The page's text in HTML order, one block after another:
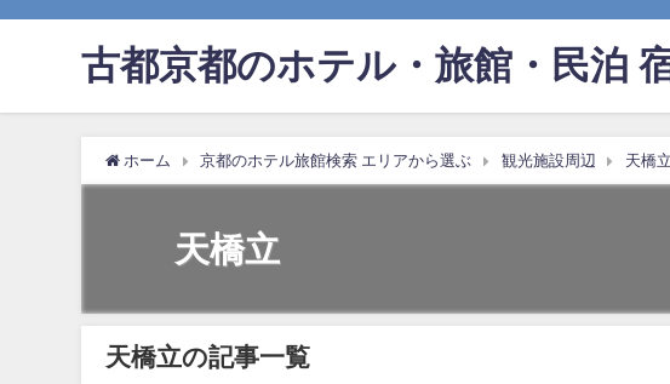
古都京都のホテル・旅館・民泊
ホーム 京都のホテル旅館検索 エリアから選ぶ 観光施設周辺 天橋立
天橋立
天橋立の記事一覧